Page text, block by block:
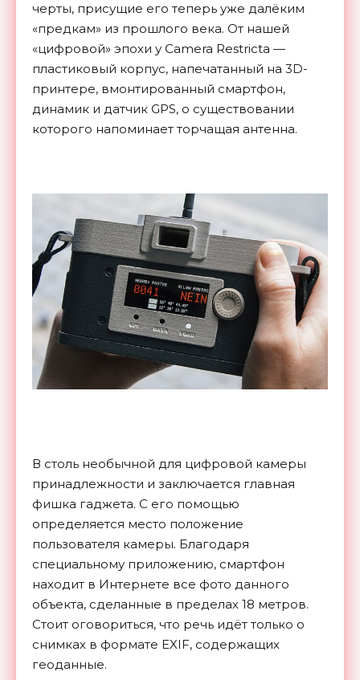
черты, присущие его теперь уже далёким
«предкам» из прошлого века. От нашей
«цифровой» эпохи у Camera Restricta —
пластиковый корпус, напечатанный на 3D-
принтере, вмонтированный смартфон,
динамик и датчик GPS, о существовании
которого напоминает торчащая антенна.
В столь необычной для цифровой камеры
принадлежности и заключается главная
фишка гаджета. С его помощью
определяется место положение
пользователя камеры. Благодаря
специальному приложению, смартфон
находит в Интернете все фото данного
объекта, сделанные в пределах 18 метров.
Стоит оговориться, что речь идёт только о
снимках в формате EXIF, содержащих
геоданные.